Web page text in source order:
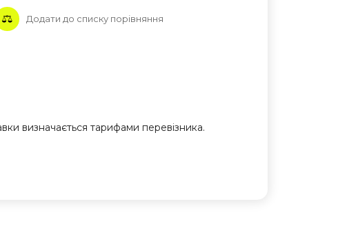
Додати до списку порівняння
визначається тарифами перевізника.